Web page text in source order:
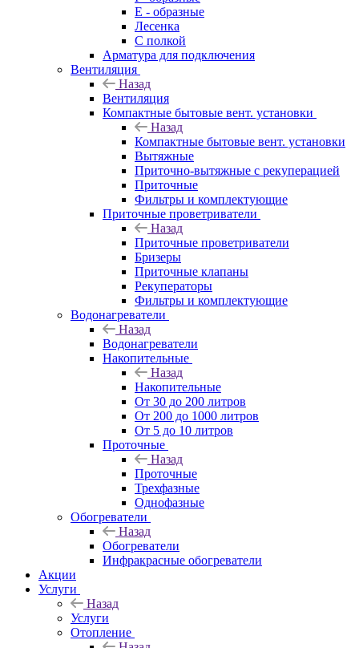
E - образные
Лесенка
С полкой
Арматура для подключения
Вентиляция
Назад
Вентиляция
Компактные бытовые вент. установки
Назад
Компактные бытовые вент. установки
Вытяжные
Приточно-вытяжные с рекуперацией
Приточные
Фильтры и комплектующие
Приточные проветриватели
Назад
Приточные проветриватели
Бризеры
Приточные клапаны
Рекуператоры
Фильтры и комплектующие
Водонагреватели
Назад
Водонагреватели
Накопительные
Назад
Накопительные
От 30 до 200 литров
От 200 до 1000 литров
От 5 до 10 литров
Проточные
Назад
Проточные
Трехфазные
Однофазные
Обогреватели
Назад
Обогреватели
Инфракрасные обогреватели
Акции
Услуги
Назад
Услуги
Отопление